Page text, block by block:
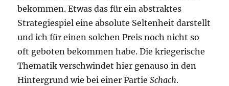
bekommen. Etwas das für ein abstraktes
Strategiespiel eine absolute Seltenheit darstellt
und ich für einen solchen Preis noch nicht so
oft geboten bekommen habe. Die kriegerische
Thematik verschwindet hier genauso in den
Hintergrund wie bei einer PartieSchach.